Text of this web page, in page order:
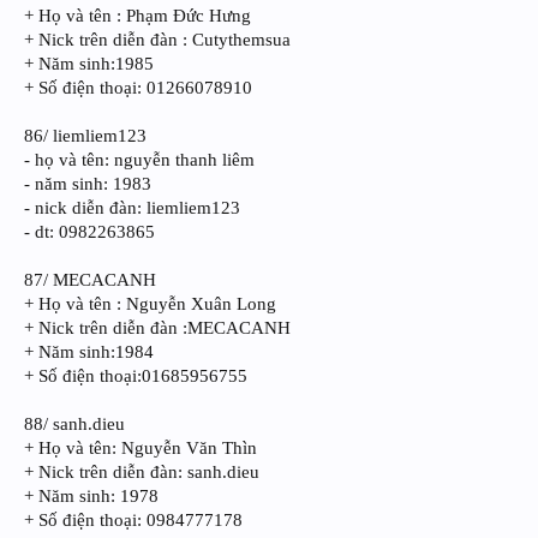
+ Họ và tên : Phạm Đức Hưng
+ Nick trên diễn đàn : Cutythemsua
+ Năm sinh:1985
+ Số điện thoại: 01266078910
86/ liemliem123
- họ và tên: nguyễn thanh liêm
- năm sinh: 1983
- nick diễn đàn: liemliem123
- dt: 0982263865
87/ MECACANH
+ Họ và tên : Nguyễn Xuân Long
+ Nick trên diễn đàn :MECACANH
+ Năm sinh:1984
+ Số điện thoại:01685956755
88/ sanh.dieu
+ Họ và tên: Nguyễn Văn Thìn
+ Nick trên diễn đàn: sanh.dieu
+ Năm sinh: 1978
+ Số điện thoại: 0984777178